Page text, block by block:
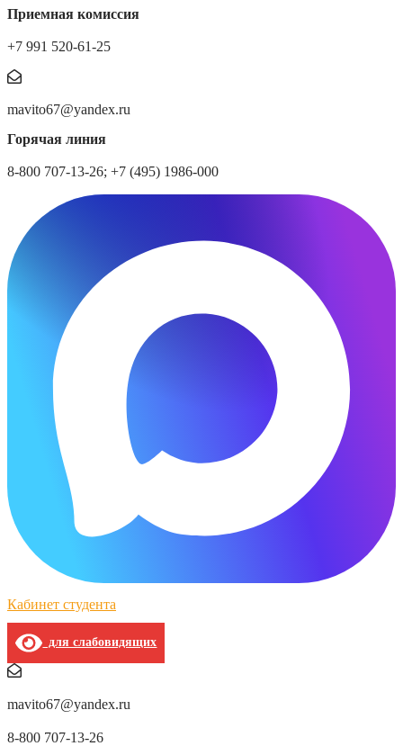
Приемная комиссия
+7 991 520-61-25
mavito67@yandex.ru
Горячая линия
8-800 707-13-26; +7 (495) 1986-000
Кабинет студента
для слабовидящих
mavito67@yandex.ru
8-800 707-13-26